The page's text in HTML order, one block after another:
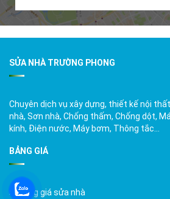
SỬA NHÀ TRƯỜNG PHONG
Chuyên dịch vụ xây dựng, thiết kế nội
nhà, Sơn nhà, Chống thấm, Chống dột,
kính, Điện nước, Máy bơm, Thông tắc…
BẢNG GIÁ
Bảng giá sửa nhà